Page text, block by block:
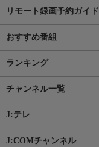
リモート録画予約ガイド
おすすめ番組
ランキング
チャンネル一覧
J:テレ
J:COMチャンネル